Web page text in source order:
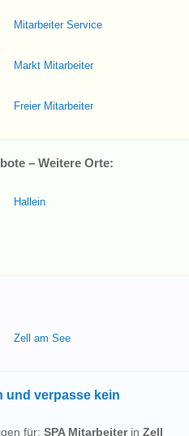
Mitarbeiter Service
Markt Mitarbeiter
Freier Mitarbeiter
– Weitere Orte:
Hallein
Zell am See
und verpasse kein
für: SPA Mitarbeiterin Zell